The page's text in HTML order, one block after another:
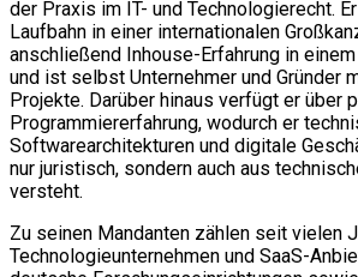
der Praxis im IT- und Technologierecht.
Laufbahn in einer internationalen
anschließend Inhouse-Erfahrung in
und ist selbst Unternehmer und Gründer
Projekte. Darüber hinaus verfügt er über
Programmiererfahrung, wodurch er
Softwarearchitekturen und digitale
nur juristisch, sondern auch aus
versteht.
Zu seinen Mandanten zählen seit vielen
Technologieunternehmen und SaaS-